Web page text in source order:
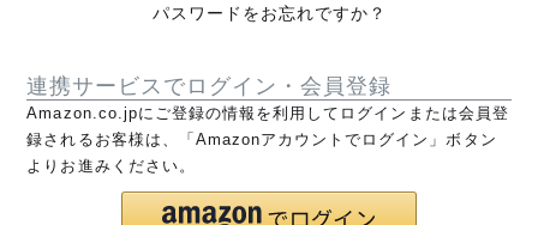
パスワードをお忘れですか？
連携サービスでログイン・会員登録
Amazon.co.jpにご登録の情報を利用してログインまたは会員登
録されるお客様は、「Amazonアカウントでログイン」ボタン
よりお進みください。